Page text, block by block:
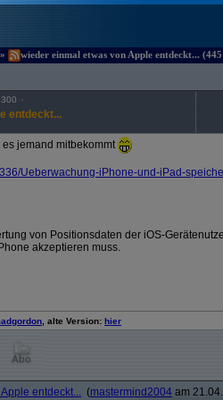
» wieder einmal etwas von Apple entdeckt...
entdeckt...
es jemand mitbekommt
Ueberwachung-iPhone-und-iPad-
von Positionsdaten der iOS-
akzeptieren muss.
, alte Version: hier
entdeckt... (mastermind2004 am